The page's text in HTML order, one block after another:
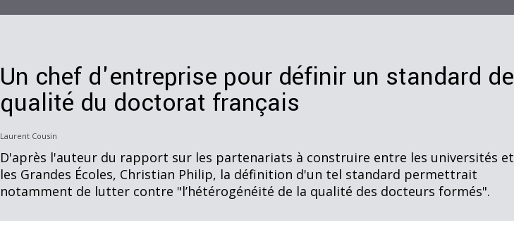
Un chef d'entreprise pour définir un standard de
qualité du doctorat français
Laurent Cousin
D'après l'auteur du rapport sur les partenariats à construire entre les universités et
les Grandes Écoles, Christian Philip, la définition d'un tel standard permettrait
notamment de lutter contre "l’hétérogénéité de la qualité des docteurs formés".